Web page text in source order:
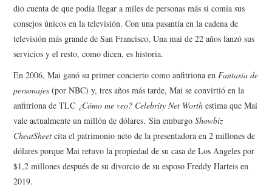
dio cuenta de que podía llegar a miles de personas más si comía sus
consejos únicos en la televisión. Con una pasantía en la cadena de
televisión más grande de San Francisco, Una mai de 22 años lanzó sus
servicios y el resto, como dicen, es historia.
En 2006, Mai ganó su primer concierto como anfitriona enFantasía de
personajes (por NBC) y, tres años más tarde, Mai se convirtió en la
anfitriona de TLC ¿Cómo me veo? Celebrity Net Worthestima que Mai
vale actualmente un millón de dólares. Sin embargoShowbiz
CheatSheet cita el patrimonio neto de la presentadora en 2 millones de
dólares porque Mai retuvo la propiedad de su casa de Los Angeles por
$1,2 millones después de su divorcio de su esposo Freddy Harteis en
2019.